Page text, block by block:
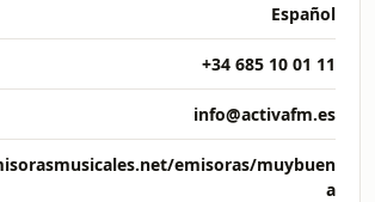
Español
+34 685 10 01 11
info@activafm.es
emisoras/muybuen
a